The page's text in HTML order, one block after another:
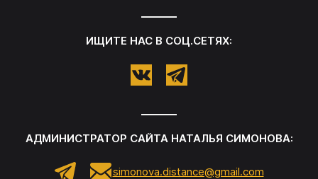
ИЩИТЕ НАС В СОЦ.СЕТЯХ:
АДМИНИСТРАТОР САЙТА НАТАЛЬЯ СИМОНОВА:
simonova.distance@gmail.com